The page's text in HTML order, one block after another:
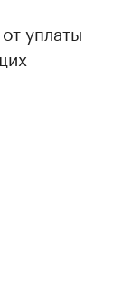
уплаты